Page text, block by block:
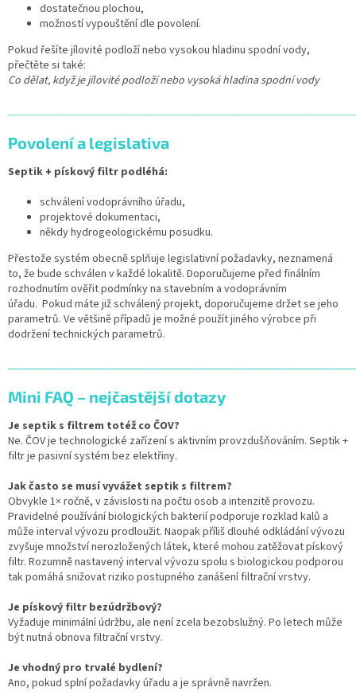
dostatečnou plochou,
možností vypouštění dle povolení.
Pokud řešíte jílovité podloží nebo vysokou hladinu spodní vody,
přečtěte si také:
Co dělat, když je jílovité podloží nebo vysoká hladina spodní vody
Povolení a legislativa
Septik + pískový filtr podléhá:
schválení vodoprávního úřadu,
projektové dokumentaci,
někdy hydrogeologickému posudku.
Přestože systém obecně splňuje legislativní požadavky, neznamená
to, že bude schválen v každé lokalitě. Doporučujeme před finálním
rozhodnutím ověřit podmínky na stavebním a vodoprávním
úřadu. Pokud máte již schválený projekt, doporučujeme držet se jeho
parametrů. Ve většině případů je možné použít jiného výrobce při
dodržení technických parametrů.
Mini FAQ – nejčastější dotazy
Je septik s filtrem totéž co ČOV?
Ne. ČOV je technologické zařízení s aktivním provzdušňováním. Septik +
filtr je pasivní systém bez elektřiny.
Jak často se musí vyvážet septik s filtrem?
Obvykle 1× ročně, v závislosti na počtu osob a intenzitě provozu.
Pravidelné používání biologických bakterií podporuje rozklad kalů a
může interval vývozu prodloužit. Naopak příliš dlouhé odkládání vývozu
zvyšuje množství nerozložených látek, které mohou zatěžovat pískový
filtr. Rozumně nastavený interval vývozu spolu s biologickou podporou
tak pomáhá snižovat riziko postupného zanášení filtrační vrstvy.
Je pískový filtr bezúdržbový?
Vyžaduje minimální údržbu, ale není zcela bezobslužný. Po letech může
být nutná obnova filtrační vrstvy.
Je vhodný pro trvalé bydlení?
Ano, pokud splní požadavky úřadu a je správně navržen.